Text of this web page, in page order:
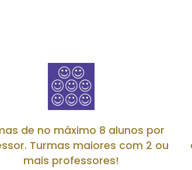
de no máximo 8 alunos por
Turmas maiores com 2 ou
mais professores!